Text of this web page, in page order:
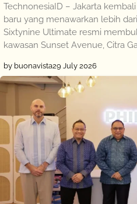
TechnonesiaID – Jakarta
baru yang menawarkan lebih
Sixtynine Ultimate resmi
kawasan Sunset Avenue, Citra
by buonavista29 July 2026